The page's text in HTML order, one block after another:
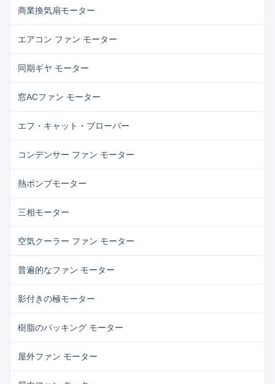
商業換気扇モーター
エアコン ファン モーター
同期ギヤ モーター
窓ACファン モーター
エフ・キャット・ブローバー
コンデンサー ファン モーター
熱ポンプモーター
三相モーター
空気クーラー ファン モーター
普遍的なファン モーター
影付きの極モーター
樹脂のパッキング モーター
屋外ファン モーター